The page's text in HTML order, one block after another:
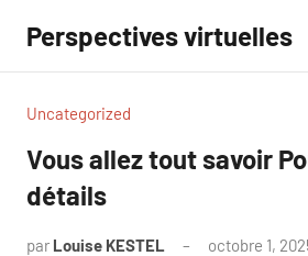
contenu
Perspectives virtuelles
Uncategorized
Vous allez tout savoir
détails
par Louise KESTEL octobre 1,